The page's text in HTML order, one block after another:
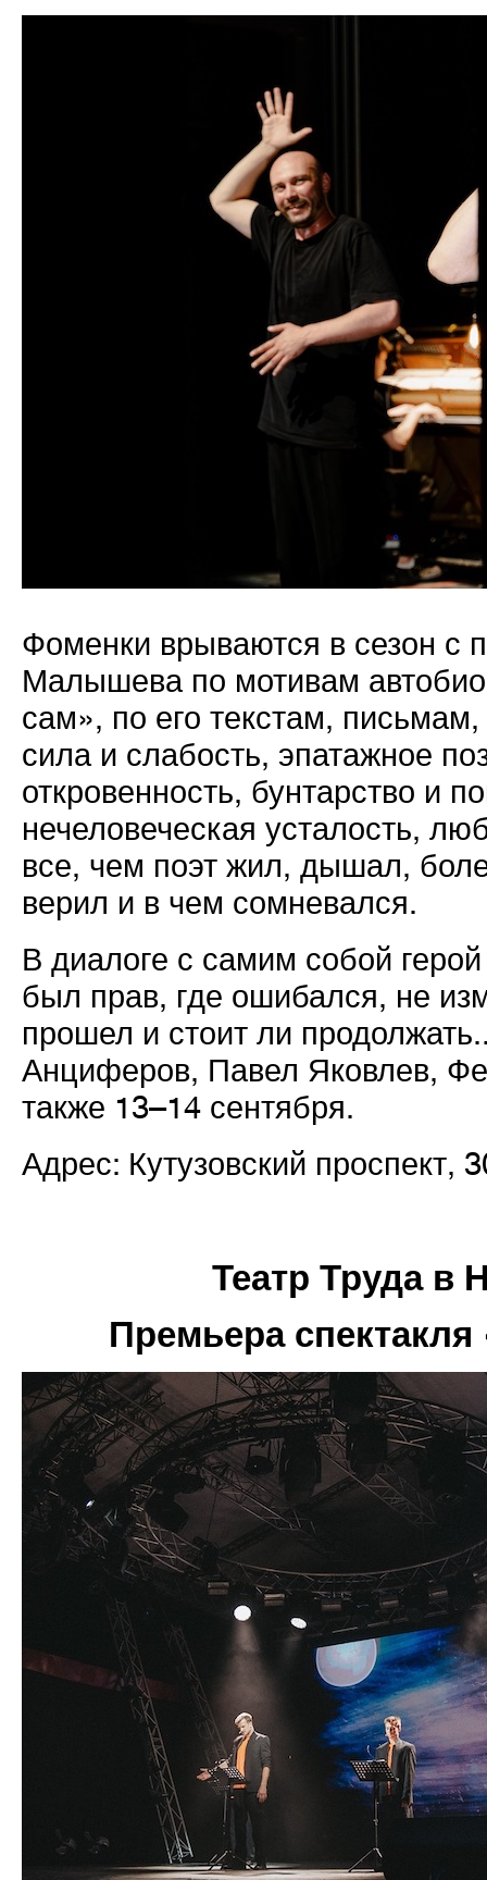
Фоменки врываются в сезон с
Малышева по мотивам
сам», по его текстам,
сила и слабость, эпатажное
откровенность, бунтарство и
нечеловеческая усталость,
все, чем поэт жил, дышал,
верил и в чем сомневался.
В диалоге с самим собой
был прав, где ошибался, не
прошел и стоит ли
Анциферов, Павел Яковлев,
также 13–14 сентября.
Адрес: Кутузовский проспект,
Театр Труда в
Премьера